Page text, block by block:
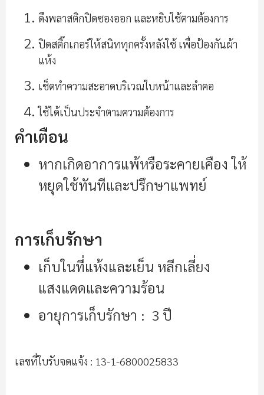
ดึงพลาสติกปิดซองออก และหยิบใช้ตามต้องการ
ปิดสติ๊กเกอร์ให้สนิททุกครั้งหลังใช้ เพื่อป้องกันผ้า
แห้ง
เช็ดทำความสะอาดบริเวณใบหน้าและลำคอ
ใช้ได้เป็นประจำตามความต้องการ
คำเตือน
หากเกิดอาการแพ้หรือระคายเคือง ให้
หยุดใช้ทันทีและปรึกษาแพทย์
การเก็บรักษา
เก็บในที่แห้งและเย็น หลีกเลี่ยง
แสงแดดและความร้อน
อายุการเก็บรักษา : 3 ปี
เลขที่ใบรับจดแจ้ง : 13-1-6800025833